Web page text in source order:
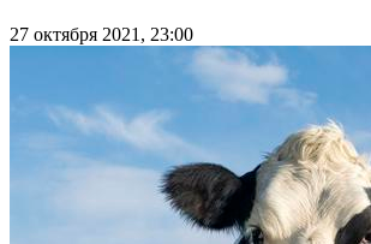
27 октября 2021, 23:00